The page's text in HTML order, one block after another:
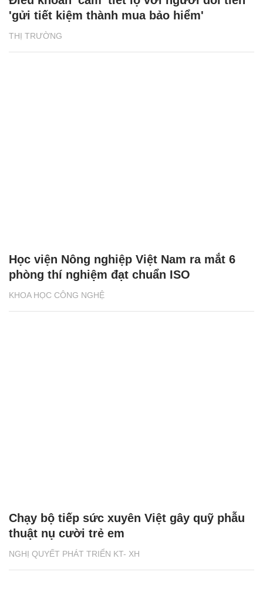
THỊ TRƯỜNG
'gửi tiết kiệm thành mua bảo hiểm'
KHOA HỌC CÔNG NGHỆ
Học viện Nông nghiệp Việt Nam ra mắt 6
phòng thí nghiệm đạt chuẩn ISO
NGHỊ QUYẾT PHÁT TRIỂN KT- XH
Chạy bộ tiếp sức xuyên Việt gây quỹ phẫu
thuật nụ cười trẻ em